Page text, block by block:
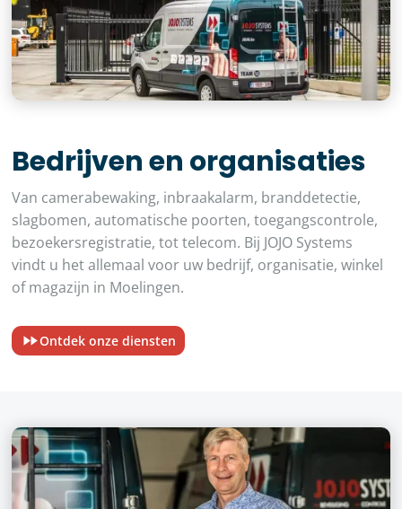
Bedrijven en organisaties
Van camerabewaking, inbraakalarm, branddetectie,
slagbomen, automatische poorten, toegangscontrole,
bezoekersregistratie, tot telecom. Bij JOJO Systems
vindt u het allemaal voor uw bedrijf, organisatie, winkel
of magazijn in Moelingen.
Ontdek onze diensten